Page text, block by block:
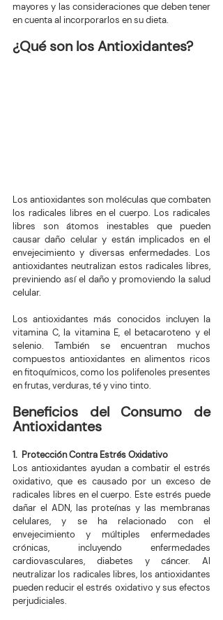
mayores y las consideraciones que deben tener
en cuenta al incorporarlos en su dieta.
¿Qué son los Antioxidantes?
Los antioxidantes son moléculas que combaten
los radicales libres en el cuerpo. Los radicales
libres son átomos inestables que pueden
causar daño celular y están implicados en el
envejecimiento y diversas enfermedades. Los
antioxidantes neutralizan estos radicales libres,
previniendo así el daño y promoviendo la salud
celular.
Los antioxidantes más conocidos incluyen la
vitamina C, la vitamina E, el betacaroteno y el
selenio. También se encuentran muchos
compuestos antioxidantes en alimentos ricos
en fitoquímicos, como los polifenoles presentes
en frutas, verduras, té y vino tinto.
Beneficios del Consumo de
Antioxidantes
1.  Protección Contra Estrés Oxidativo
Los antioxidantes ayudan a combatir el estrés
oxidativo, que es causado por un exceso de
radicales libres en el cuerpo. Este estrés puede
dañar el ADN, las proteínas y las membranas
celulares, y se ha relacionado con el
envejecimiento y múltiples enfermedades
crónicas, incluyendo enfermedades
cardiovasculares, diabetes y cáncer. Al
neutralizar los radicales libres, los antioxidantes
pueden reducir el estrés oxidativo y sus efectos
perjudiciales.